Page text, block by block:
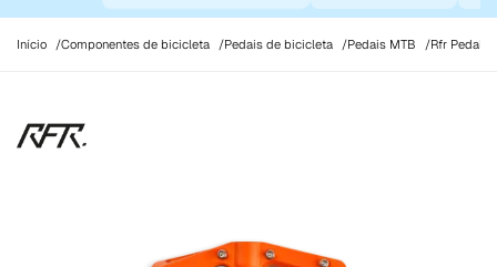
Início Componentes de bicicleta Pedais de bicicleta Pedais MTB Rfr Pedals